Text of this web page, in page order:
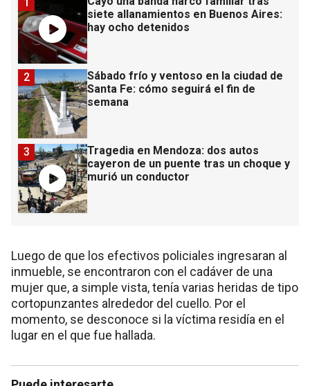
siete allanamientos en Buenos Aires:
hay ocho detenidos
Sábado frío y ventoso en la ciudad de
Santa Fe: cómo seguirá el fin de
semana
2
Tragedia en Mendoza: dos autos
cayeron de un puente tras un choque y
murió un conductor
3
Luego de que los efectivos policiales ingresaran al
inmueble, se encontraron con el cadáver de una
mujer que, a simple vista, tenía varias heridas de tipo
cortopunzantes alrededor del cuello. Por el
momento, se desconoce si la víctima residía en el
lugar en el que fue hallada.